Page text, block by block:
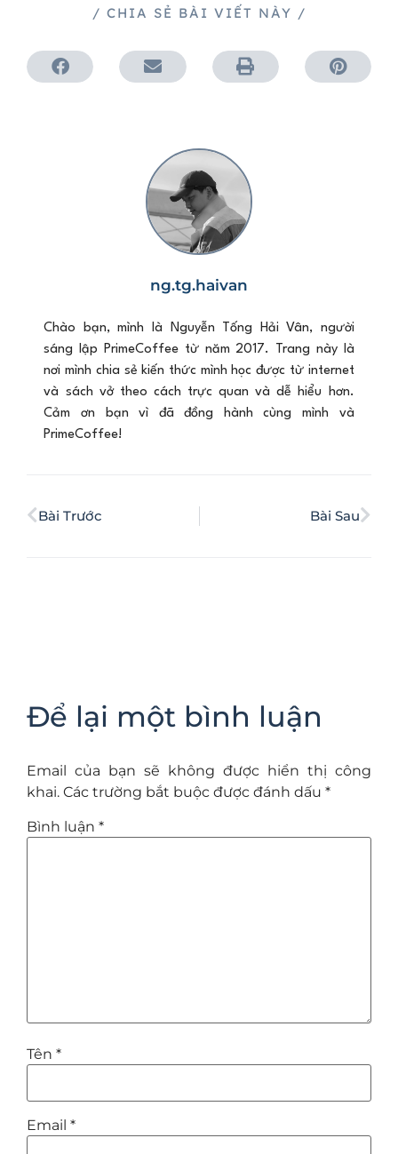
/ CHIA SẺ BÀI VIẾT NÀY /
ng.tg.haivan
Chào bạn, mình là Nguyễn Tống Hải Vân, người
sáng lập PrimeCoffee từ năm 2017. Trang này là
nơi mình chia sẻ kiến thức mình học được từ internet
và sách vở theo cách trực quan và dễ hiểu hơn.
Cảm ơn bạn vì đã đồng hành cùng mình và
PrimeCoffee!
Bài Trước Bài Sau
Để lại một bình luận
Email của bạn sẽ không được hiển thị công
khai. Các trường bắt buộc được đánh dấu *
Bình luận *
Tên *
Email *